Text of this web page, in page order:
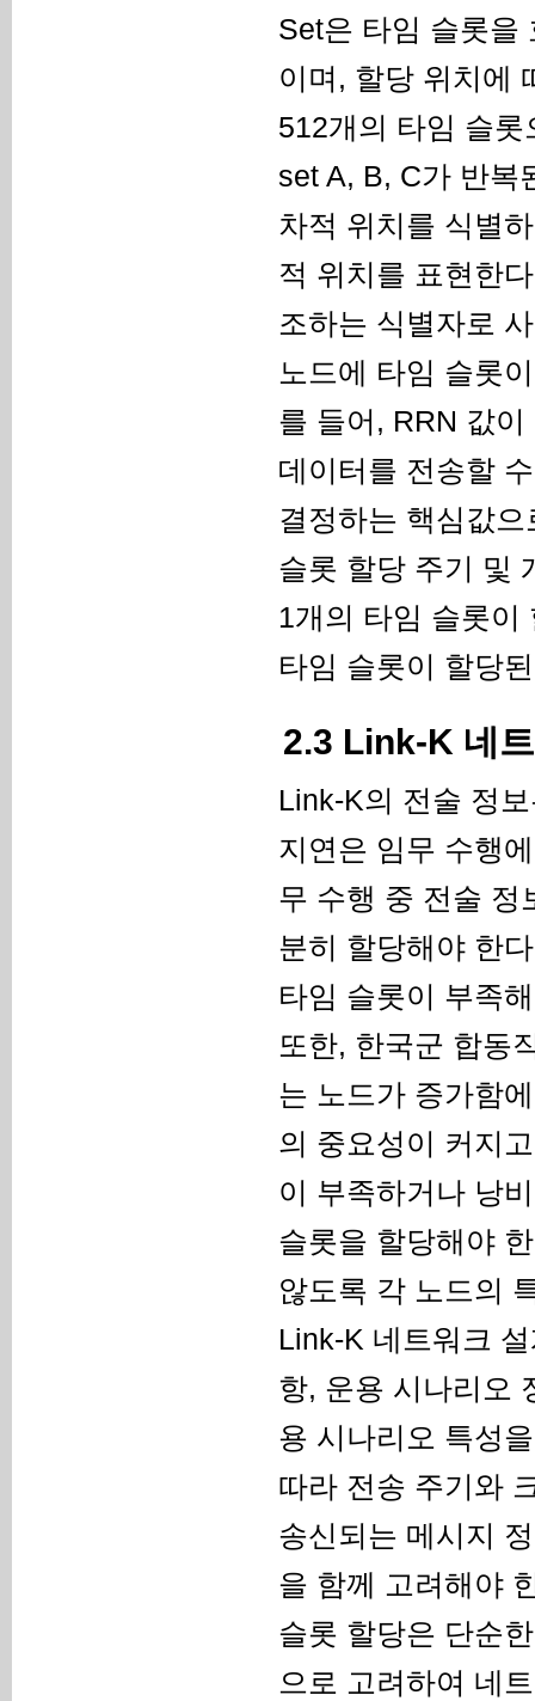
Set은 타임 슬롯을
이며, 할당 위치에
512개의 타임 슬
set A, B, C가 반복
차적 위치를 식별
적 위치를 표현한
조하는 식별자로
노드에 타임 슬롯
를 들어, RRN 값
데이터를 전송할
결정하는 핵심값
슬롯 할당 주기 및
1개의 타임 슬롯이
타임 슬롯이 할당
2.3 Link-K 네
Link-K의 전술 정
지연은 임무 수행
무 수행 중 전술 정
분히 할당해야 한
타임 슬롯이 부족
또한, 한국군 합동
는 노드가 증가함
의 중요성이 커지
이 부족하거나 낭
슬롯을 할당해야
않도록 각 노드의
Link-K 네트워크
항, 운용 시나리오
용 시나리오 특성
따라 전송 주기와
송신되는 메시지
을 함께 고려해야
슬롯 할당은 단순
으로 고려하여 네